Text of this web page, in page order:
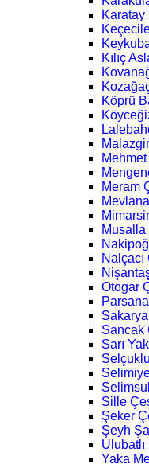
Karatay
Kılıç
Köprü
Meram
Musalla
Otogar
Sancak
Sarı
Sille
Şeker
Şeyh
Yaka